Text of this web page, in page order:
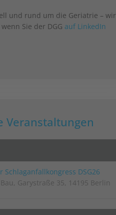
und rund um die Geriatrie – wir
Sie der DGG auf LinkedIn
Veranstaltungen
Schlag­anfall­kongress DSG26
Garystraße 35, 14195 Berlin